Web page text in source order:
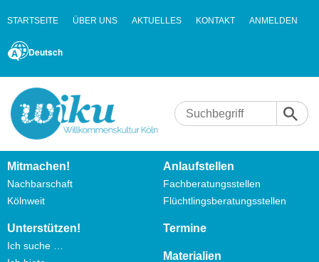
STARTSEITE ÜBER UNS AKTUELLES KONTAKT ANMELDEN
Deutsch
Mitmachen!
Nachbarschaft
Kölnweit
Anlaufstellen
Fachberatungsstellen
Flüchtlingsberatungsstellen
Unterstützen!
Ich suche …
Termine
Materialien